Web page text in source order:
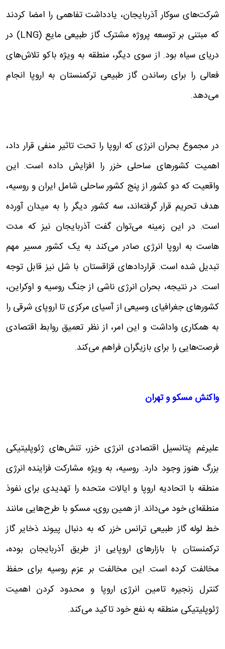
شرکت‌های سوکار آذربایجان، یادداشت تفاهمی را امضا کردند
که مبتنی بر توسعه پروژه مشترک گاز طبیعی مایع (LNG) در
دریای سیاه بود. از سوی دیگر، منطقه به ویژه باکو تلاش‌های
فعالی را برای رساندن گاز طبیعی ترکمنستان به اروپا انجام
می‌دهد.
در مجموع بحران انرژی که اروپا را تحت تاثیر منفی قرار داد،
اهمیت کشورهای ساحلی خزر را افزایش داده است. این
واقعیت که دو کشور از پنج کشور ساحلی شامل ایران و روسیه،
هدف تحریم قرار گرفته‌اند، سه کشور دیگر را به میدان آورده
است. در این زمینه می‌توان گفت آذربایجان نیز که مدت
هاست به اروپا انرژی صادر می‌کند به یک کشور مسیر مهم
تبدیل شده است. قراردادهای قزاقستان با شل نیز قابل توجه
است. در نتیجه، بحران انرژی ناشی از جنگ روسیه و اوکراین،
کشورهای جغرافیای وسیعی از آسیای مرکزی تا اروپای شرقی را
به همکاری واداشت و این امر، از نظر تعمیق روابط اقتصادی
فرصت‌هایی را برای بازیگران فراهم می‌کند.
واکنش مسکو و تهران
علیرغم پتانسیل اقتصادی انرژی خزر، تنش‌های ژئوپلیتیکی
بزرگ هنوز وجود دارد. روسیه، به ویژه مشارکت فزاینده انرژی
منطقه با اتحادیه اروپا و ایالات متحده را تهدیدی برای نفوذ
منطقه‌ای خود می‌داند. از همین روی، مسکو با طرح‌هایی مانند
خط لوله گاز طبیعی ترانس خزر که به دنبال پیوند ذخایر گاز
ترکمنستان با بازارهای اروپایی از طریق آذربایجان بوده،
مخالفت کرده است. این مخالفت بر عزم روسیه برای حفظ
کنترل زنجیره تامین انرژی اروپا و محدود کردن اهمیت
ژئوپلیتیکی منطقه به نفع خود تاکید می‌کند.